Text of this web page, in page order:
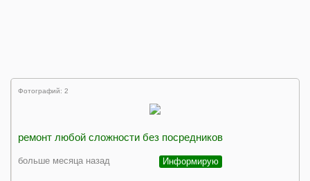
Фотографий: 2
ремонт любой сложности без посредников
больше месяца назад Информирую